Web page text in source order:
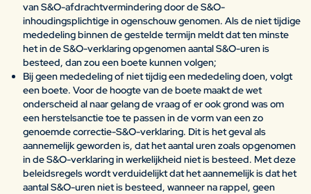
van S&O-afdrachtvermindering door de S&O-
inhoudingsplichtige in ogenschouw genomen. Als de niet tijdige
mededeling binnen de gestelde termijn meldt dat ten minste
het in de S&O-verklaring opgenomen aantal S&O-uren is
besteed, dan zou een boete kunnen volgen;
Bij geen mededeling of niet tijdig een mededeling doen, volgt
een boete. Voor de hoogte van de boete maakt de wet
onderscheid al naar gelang de vraag of er ook grond was om
een herstelsanctie toe te passen in de vorm van een zo
genoemde correctie-S&O-verklaring. Dit is het geval als
aannemelijk geworden is, dat het aantal uren zoals opgenomen
in de S&O-verklaring in werkelijkheid niet is besteed. Met deze
beleidsregels wordt verduidelijkt dat het aannemelijk is dat het
aantal S&O-uren niet is besteed, wanneer na rappel, geen